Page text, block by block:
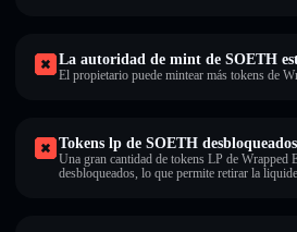
La autoridad de mint de SOETH
El propietario puede mintear más tokens de
Tokens lp de SOETH
Una gran cantidad de tokens LP de Wrapped
desbloqueados, lo que permite retirar la